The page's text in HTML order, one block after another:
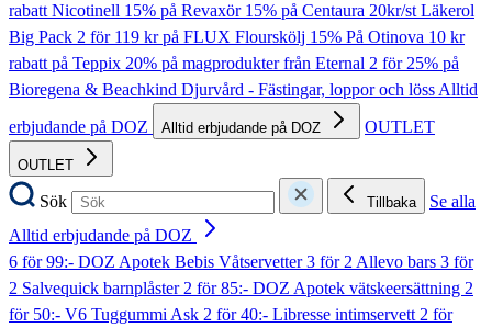
rabatt Nicotinell 15% på Revaxör 15% på Centaura 20kr/st Läkerol
Big Pack 2 för 119 kr på FLUX Flourskölj 15% På Otinova 10 kr
rabatt på Teppix 20% på magprodukter från Eternal 2 för 25% på
Bioregena & Beachkind Djurvård - Fästingar, loppor och lössAlltid
erbjudande på DOZ
Alltid erbjudande på DOZ OUTLET
OUTLET
Sök Tillbaka
Se alla
Alltid erbjudande på DOZ
6 för 99:- DOZ Apotek Bebis Våtservetter3 för 2 Allevo bars 3 för
2 Salvequick barnplåster2 för 85:- DOZ Apotek vätskeersättning 2
för 50:- V6 Tuggummi Ask 2 för 40:- Libresse intimservett2 för